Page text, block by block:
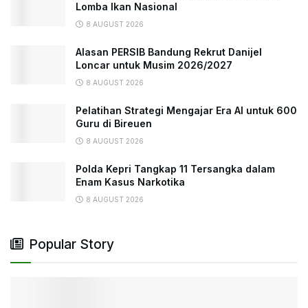
Lomba Ikan Nasional
8 AUGUST 2026
Alasan PERSIB Bandung Rekrut Danijel
Loncar untuk Musim 2026/2027
8 AUGUST 2026
Pelatihan Strategi Mengajar Era AI untuk 600
Guru di Bireuen
8 AUGUST 2026
Polda Kepri Tangkap 11 Tersangka dalam
Enam Kasus Narkotika
8 AUGUST 2026
Popular Story